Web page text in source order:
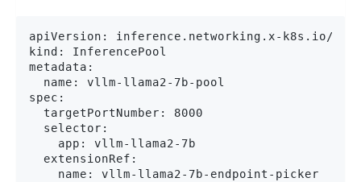
apiVersion: inference.networking.x-k8s.io/
kind: InferencePool
metadata:
  name: vllm-llama2-7b-pool
spec:
  targetPortNumber: 8000
  selector:
    app: vllm-llama2-7b
  extensionRef:
    name: vllm-llama2-7b-endpoint-picker